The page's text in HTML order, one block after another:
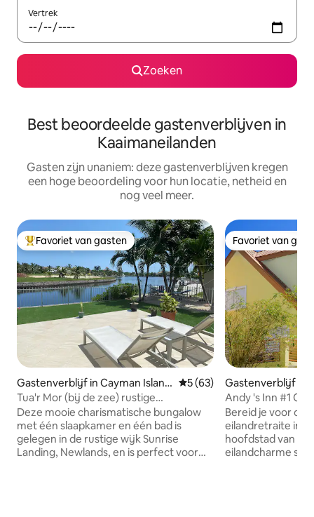
Vertrek
Zoeken
Best beoordeelde gastenverblijven in
Kaaimaneilanden
Gasten zijn unaniem: deze gastenverblijven kregen
een hoge beoordeling voor hun locatie, netheid en
nog veel meer.
Topfavoriet van gasten
Favoriet van gasten
Gastenverblijf in Cayman Island
s
Gemiddelde beoordeling
5 (63)
Tua'r Mor (bij de zee) rustige
ontsnapping aan het water.
Deze mooie charismatische bungalow
met één slaapkamer en één bad is
gelegen in de rustige wijk Sunrise
Landing, Newlands, en is perfect voor
Favoriet van
Favoriet van
Gastenverblijf in
Andy 's Inn #1
Bereid je voor op
eilandretraite in
hoofdstad van
eilandcharme